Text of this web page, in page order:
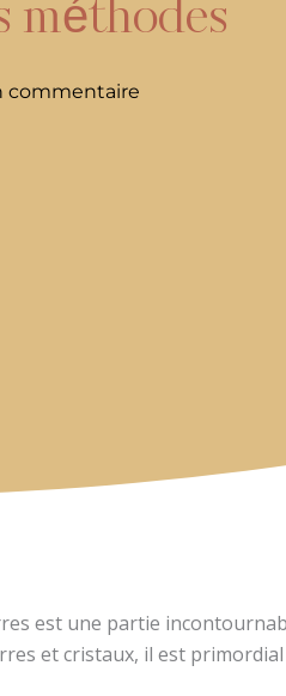
commentaire
est une partie
et cristaux, il est primordial